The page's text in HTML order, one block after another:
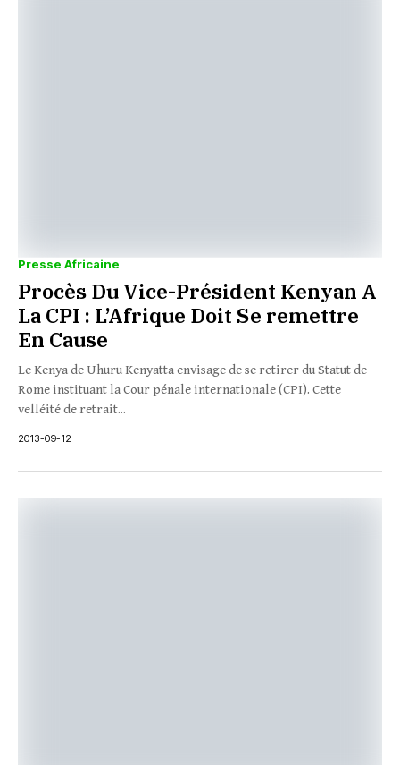
Presse Africaine
Procès Du Vice-Président Kenyan A
La CPI : L’Afrique Doit Se remettre
En Cause
Le Kenya de Uhuru Kenyatta envisage de se retirer du Statut de
Rome instituant la Cour pénale internationale (CPI). Cette
velléité de retrait...
2013-09-12